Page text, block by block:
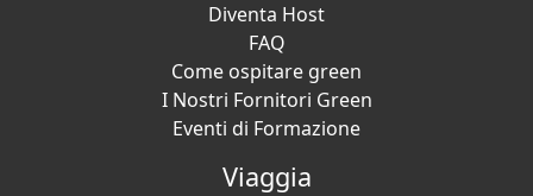
Diventa Host
FAQ
Come ospitare green
I Nostri Fornitori Green
Eventi di Formazione
Viaggia